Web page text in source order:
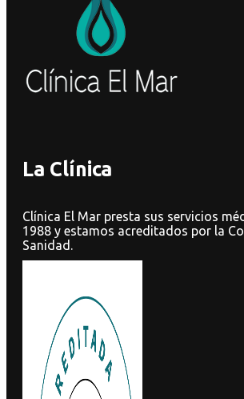
La Clínica
Clínica El Mar presta sus servicios
1988 y estamos acreditados por la
Sanidad.